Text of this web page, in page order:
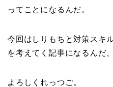
ってことになるんだ。
今回はしりもちと対策スキ
を考えてく記事になるんだ。
よろしくれっつご。